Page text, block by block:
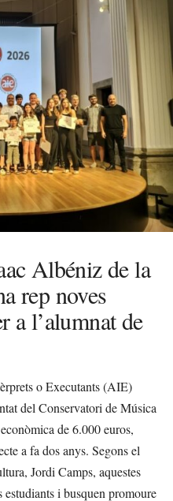
Albéniz de la
rep noves
a l’alumnat de
o Executants (AIE)
del Conservatori de Música
de 6.000 euros,
a fa dos anys. Segons el
Jordi Camps, aquestes
i busquen promoure